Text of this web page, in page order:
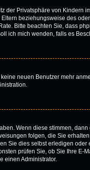
Privatsphäre von
beziehungsweise des
Bitte beachten Sie, dass
mich wenden, falls es
neuen Benutzer mehr
Wenn diese stimmen,
folgen, die Sie
dies selbst erledigen
prüfen Sie, ob Sie Ihre
einen Administrator.